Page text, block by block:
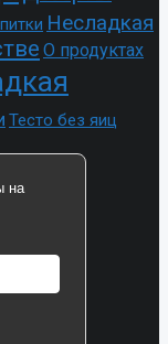
Несладкая
О продуктах
Тесто без яиц
на